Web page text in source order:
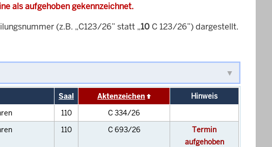
als aufgehoben gekennzeichnet.
(z.B. „C123/26” statt „10 C 123/26”) dargestellt.
Saal Aktenzeichen
Hinweis
110
C 334/26
110 C 693/26
Termin
aufgehoben